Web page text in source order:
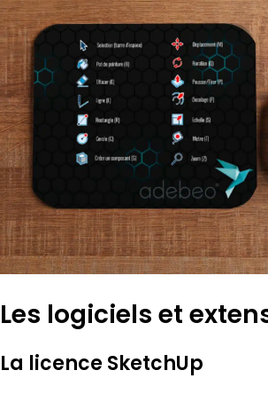
Les logiciels et
La licence SketchUp